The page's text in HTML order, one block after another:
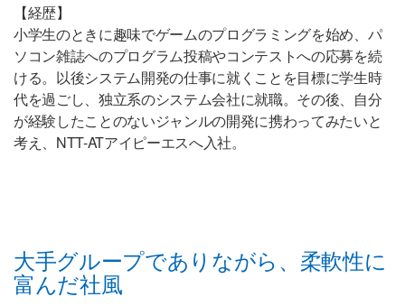
【経歴】
小学生のときに趣味でゲームのプログラミングを始め、パ
ソコン雑誌へのプログラム投稿やコンテストへの応募を続
ける。以後システム開発の仕事に就くことを目標に学生時
代を過ごし、独立系のシステム会社に就職。その後、自分
が経験したことのないジャンルの開発に携わってみたいと
考え、NTT-ATアイピーエスへ入社。
大手グループでありながら、柔軟性に
富んだ社風